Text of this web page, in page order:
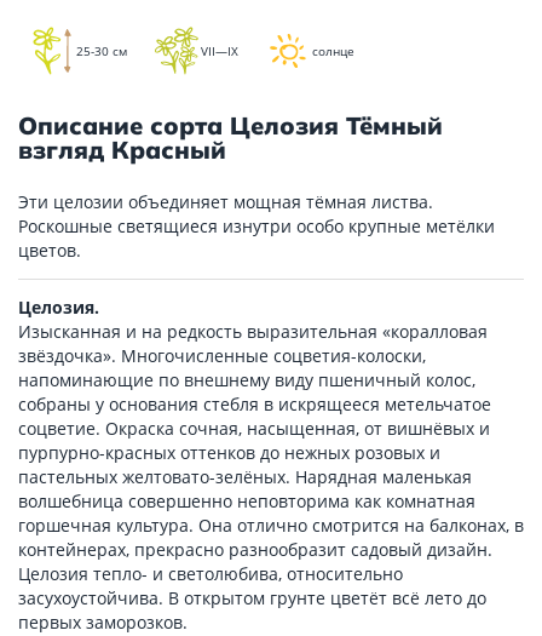
25-30 см VII—IX солнце
Описание сорта Целозия Тёмный
взгляд Красный
Эти целозии объединяет мощная тёмная листва.
Роскошные светящиеся изнутри особо крупные метёлки
цветов.
Целозия.
Изысканная и на редкость выразительная «коралловая
звёздочка». Многочисленные соцветия-колоски,
напоминающие по внешнему виду пшеничный колос,
собраны у основания стебля в искрящееся метельчатое
соцветие. Окраска сочная, насыщенная, от вишнёвых и
пурпурно-красных оттенков до нежных розовых и
пастельных желтовато-зелёных. Нарядная маленькая
волшебница совершенно неповторима как комнатная
горшечная культура. Она отлично смотрится на балконах, в
контейнерах, прекрасно разнообразит садовый дизайн.
Целозия тепло- и светолюбива, относительно
засухоустойчива. В открытом грунте цветёт всё лето до
первых заморозков.